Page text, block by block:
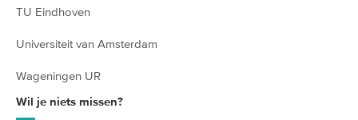
TU Eindhoven
Universiteit van Amsterdam
Wageningen UR
Wil je niets missen?